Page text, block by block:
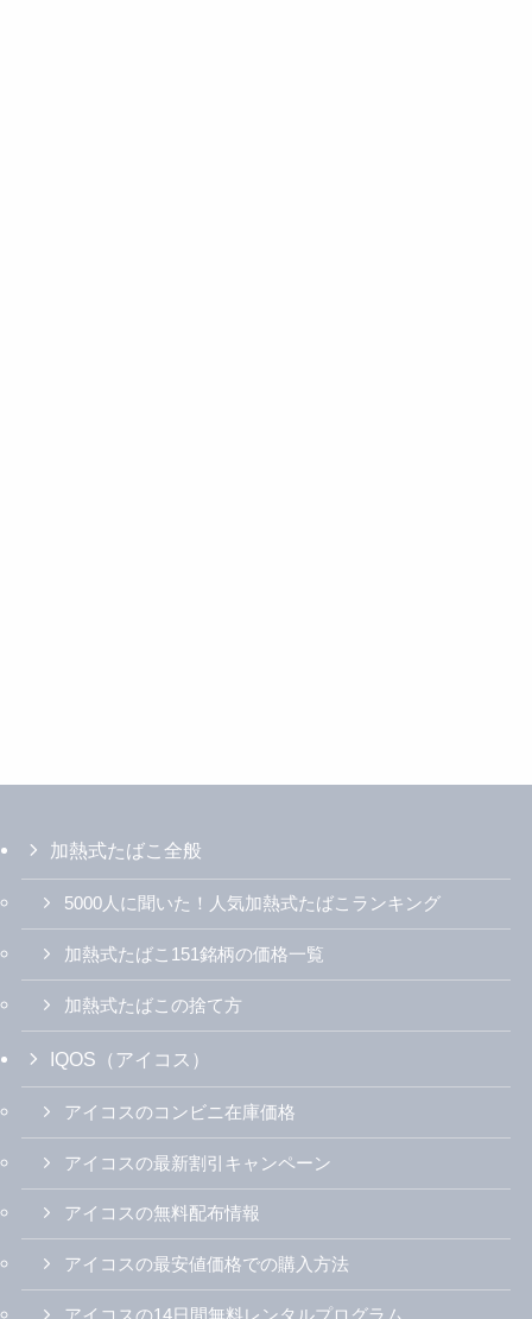
加熱式たばこ全般
5000人に聞いた！人気加熱式たばこランキング
加熱式たばこ151銘柄の価格一覧
加熱式たばこの捨て方
IQOS（アイコス）
アイコスのコンビニ在庫価格
アイコスの最新割引キャンペーン
アイコスの無料配布情報
アイコスの最安値価格での購入方法